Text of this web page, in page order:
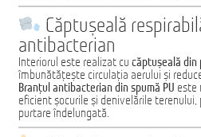
Căptușeală
antibacterian
Interiorul este realizat cu căptușeală din
îmbunătățește circulația aerului și
Branțul antibacterian din spumă PU este
eficient șocurile și denivelările
purtare îndelungată.